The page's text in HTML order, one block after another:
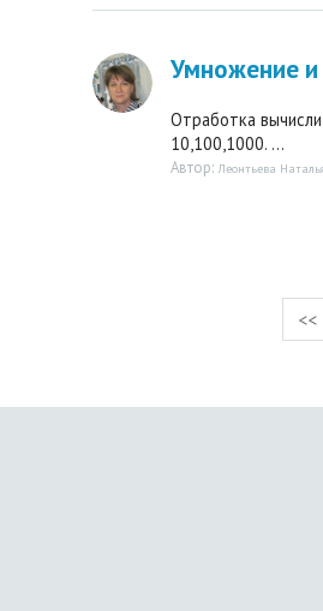
Умножение
Отработка
10,100,1000. ...
Автор: Леонтьева
<<